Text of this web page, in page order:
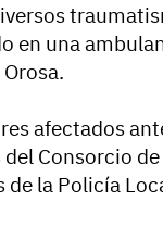
en una
afectados
Consorcio
de la Policía